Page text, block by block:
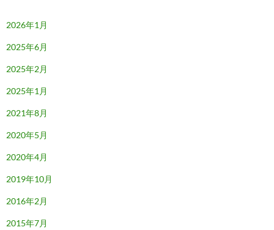
2026年1月
2025年6月
2025年2月
2025年1月
2021年8月
2020年5月
2020年4月
2019年10月
2016年2月
2015年7月